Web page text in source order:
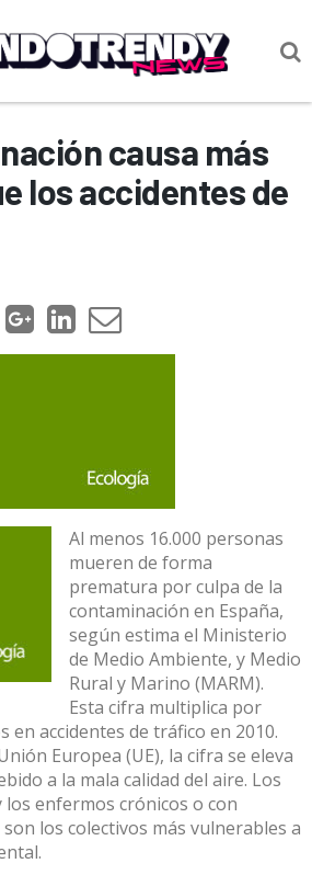
causa más
los accidentes de
Al menos 16.000 personas
mueren de forma
prematura por culpa de la
contaminación en España,
según estima el Ministerio
de Medio Ambiente, y Medio
Rural y Marino (MARM).
Esta cifra multiplica por
en accidentes de tráfico en 2010.
Europea (UE), la cifra se eleva
a la mala calidad del aire. Los
los enfermos crónicos o con
los colectivos más vulnerables a